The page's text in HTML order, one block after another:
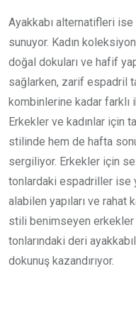
Ayakkabı alternatifleri
sunuyor. Kadın
doğal dokuları ve hafif
sağlarken, zarif espadril
kombinlerine kadar farklı
Erkekler ve kadınlar için
stilinde hem de hafta
sergiliyor. Erkekler için
tonlardaki espadriller ise
alabilen yapıları ve rahat
stili benimseyen erkekler
tonlarındaki deri
dokunuş kazandırıyor.